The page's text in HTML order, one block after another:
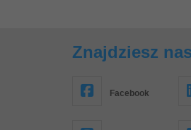
Znajdziesz
Facebook